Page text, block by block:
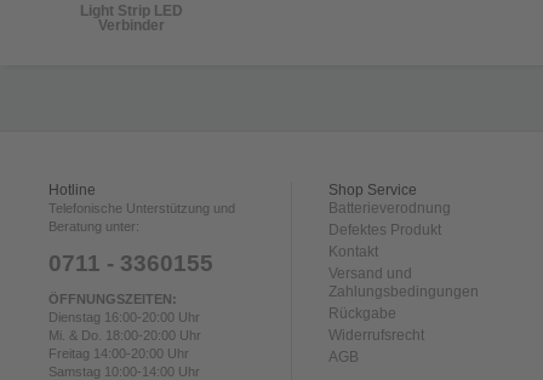
Light Strip LED
Verbinder
Hotline
Telefonische Unterstützung und
Beratung unter:
0711 - 3360155
ÖFFNUNGSZEITEN:
Dienstag 16:00-20:00 Uhr
Mi. & Do. 18:00-20:00 Uhr
Freitag 14:00-20:00 Uhr
Samstag 10:00-14:00 Uhr
Shop Service
Batterieverodnung
Defektes Produkt
Kontakt
Versand und
Zahlungsbedingungen
Rückgabe
Widerrufsrecht
AGB